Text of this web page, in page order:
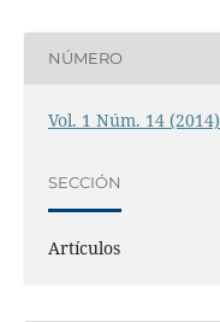
NÚMERO
Vol. 1 Núm. 14 (2014)
SECCIÓN
Artículos